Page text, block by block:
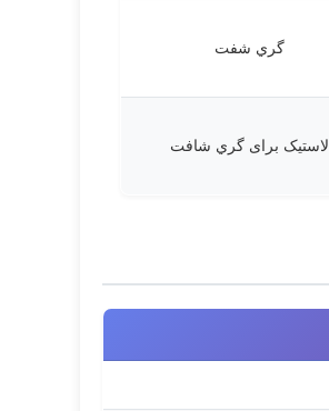
گري شفت
لاستیک برای گري شافت